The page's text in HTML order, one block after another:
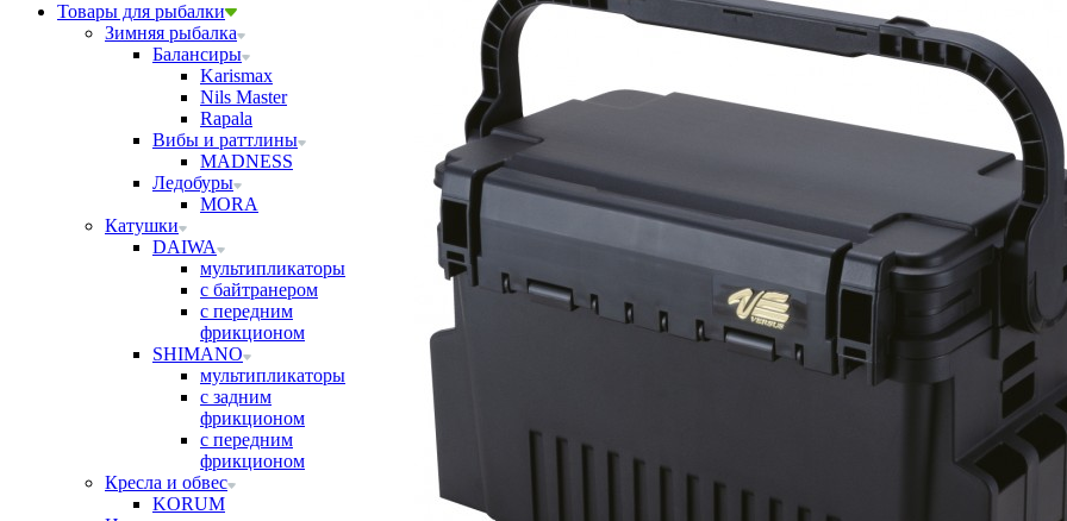
Товары для рыбалки
Зимняя рыбалка
Балансиры
Karismax
Nils Master
Rapala
Вибы и раттлины
MADNESS
Ледобуры
MORA
Катушки
DAIWA
мультипликаторы
с байтранером
с передним
фрикционом
SHIMANO
мультипликаторы
с задним
фрикционом
с передним
фрикционом
Кресла и обвес
KORUM